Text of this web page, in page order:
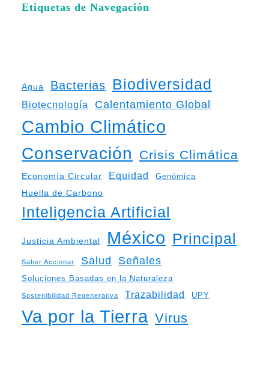
Etiquetas de Navegación
Agua Bacterias Biodiversidad
Biotecnología Calentamiento Global
Cambio Climático
Conservación Crisis Climática
Economía Circular Equidad Genómica
Huella de Carbono
Inteligencia Artificial
Justicia Ambiental México Principal
Saber Accionar Salud Señales
Soluciones Basadas en la Naturaleza
Sostenibilidad Regenerativa Trazabilidad UPY
Va por la Tierra Virus